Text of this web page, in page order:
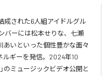
成された6人組アイドルグル
ンバーには松本せりな、七瀬
あいといった個性豊かな面々
ルギーを発信。2024年10
のミュージックビデオ公開と